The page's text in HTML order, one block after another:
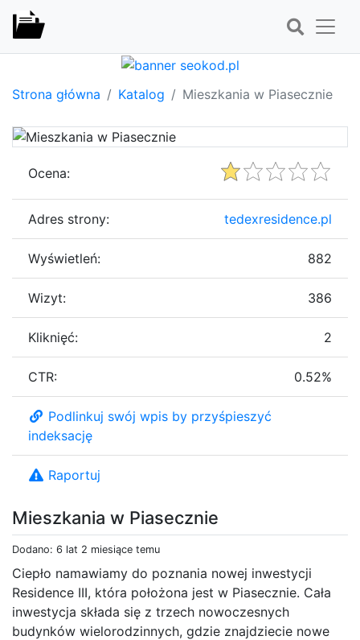
Strona główna Katalog Mieszkania w Piasecznie
Mieszkania w Piasecznie
Dodano: 6 lat 2 miesiące temu
Ciepło namawiamy do poznania nowej inwestycji
Residence III, która położona jest w Piasecznie. Cała
inwestycja składa się z trzech nowoczesnych
budynków wielorodzinnych, gdzie znajdziecie nowe
Ocena:
Adres strony: tedexresidence.pl
Wyświetleń: 882
Wizyt: 386
Kliknięć: 2
CTR: 0.52%
Podlinkuj swój wpis by przyśpieszyć
indeksację
Raportuj